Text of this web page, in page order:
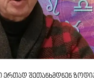
შეთანხმდნენ